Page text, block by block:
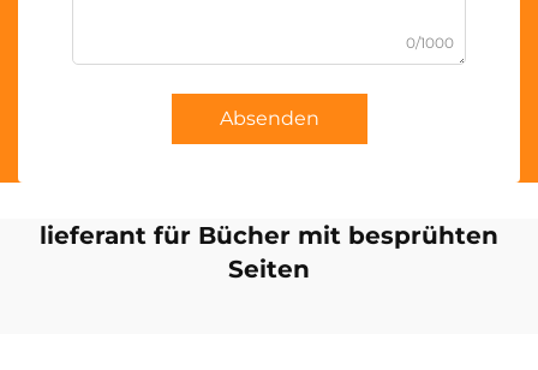
0/1000
Absenden
lieferant für Bücher mit besprühten
Seiten